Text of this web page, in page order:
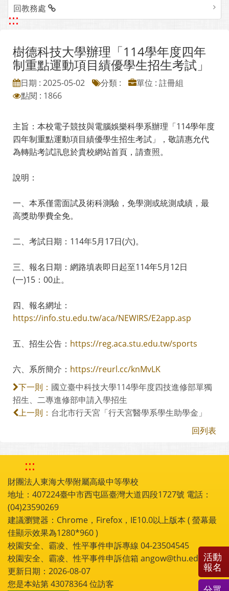
回教務處
:::
樹德科技大學辦理「114學年度四年
制重點運動項目績優學生招生考試」
日期 : 2025-05-02 分類 :
單位 : 註冊組
點閱 : 1866
主旨：本校電子競技與電腦娛樂科學系辦理「114學年度
四年制重點運動項目績優學生招生考試」，敬請惠允代
為轉貼考試訊息於貴校網站首頁，請查照。
說明：
一、本系僅需面試及術科測驗，免學測或統測成績，最
高獎助學費全免。
二、考試日期：114年5月17日(六)。
三、報名日期：網路填表即日起至114年5月12日
(一)15：00止。
四、報名網址：
https://info.stu.edu.tw/aca/NEWIRS/E2app.asp
五、招生公告： https://reg.aca.stu.edu.tw/sports
六、系所簡介： https://reurl.cc/knMvLK
下一則： 國立臺中科技大學114學年度四技進修部單獨
招生、二專進修部申請入學招生
上一則： 台北市行天宮「行天宮醫學系學生助學金」
回列表
:::
財團法人東海大學附屬高級中等學校
地址：407224臺中市西屯區臺灣大道四段1727號 電話：
(04)23590269
建議瀏覽器：Chrome，Firefox，IE10.0以上版本 ( 螢幕最
佳顯示效果為1280*960 )
校園安全、霸凌、性平事件申訴專線 04-23504545
校園安全、霸凌、性平事件申訴信箱 angow@thu.edu.tw
更新日期：2026-08-07
您是本站第43078364位訪客
活動
報名